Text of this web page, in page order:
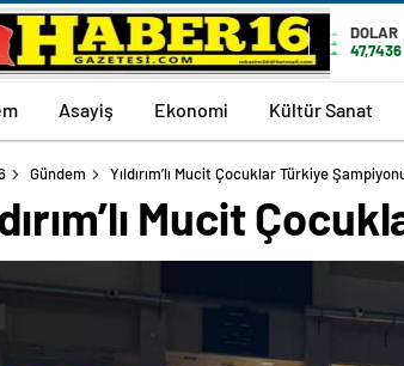
DOLAR
47,7436
Asayiş Ekonomi Kültür Sanat
Gündem Yıldırım’lı Mucit Çocuklar Türkiye
Mucit